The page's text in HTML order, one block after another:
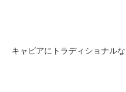
キャビアにトラディショナル